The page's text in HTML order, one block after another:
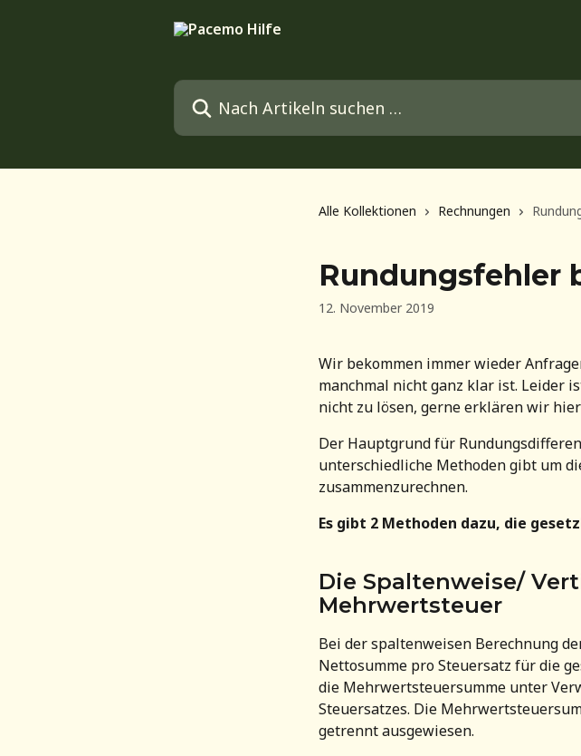
Nach Artikeln suchen …
Alle Kollektionen Rechnungen
Rundungsfehler
12. November 2019
Wir bekommen immer wieder
manchmal nicht ganz klar ist. Leider
nicht zu lösen, gerne erklären wir
Der Hauptgrund für
unterschiedliche Methoden gibt um
zusammenzurechnen.
Es gibt 2 Methoden dazu, die
Die Spaltenweise/
Mehrwertsteuer
Bei der spaltenweisen Berechnung
Nettosumme pro Steuersatz für die
die Mehrwertsteuersumme unter
Steuersatzes. Die
getrennt ausgewiesen.